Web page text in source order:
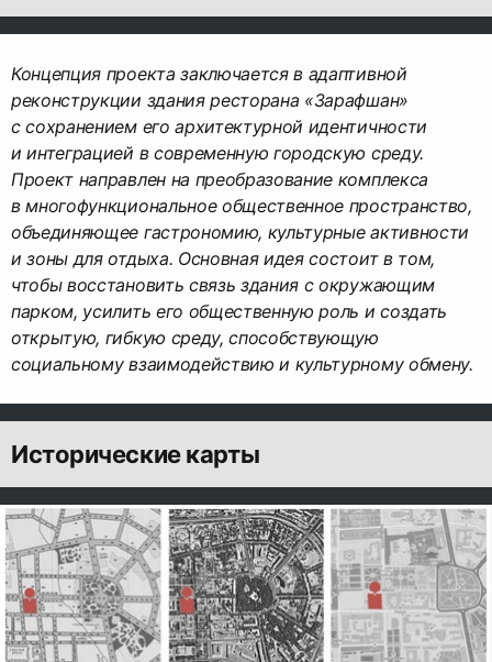
Концепция проекта заключается в адаптивной
реконструкции здания ресторана «Зарафшан»
с сохранением его архитектурной идентичности
и интеграцией в современную городскую среду.
Проект направлен на преобразование комплекса
в многофункциональное общественное пространство,
объединяющее гастрономию, культурные активности
и зоны для отдыха. Основная идея состоит в том,
чтобы восстановить связь здания с окружающим
парком, усилить его общественную роль и создать
открытую, гибкую среду, способствующую
социальному взаимодействию и культурному обмену.
Исторические карты